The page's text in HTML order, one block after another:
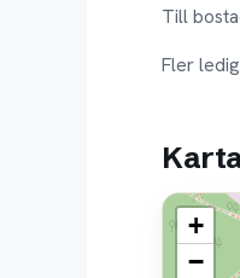
Till
Fler
+
−